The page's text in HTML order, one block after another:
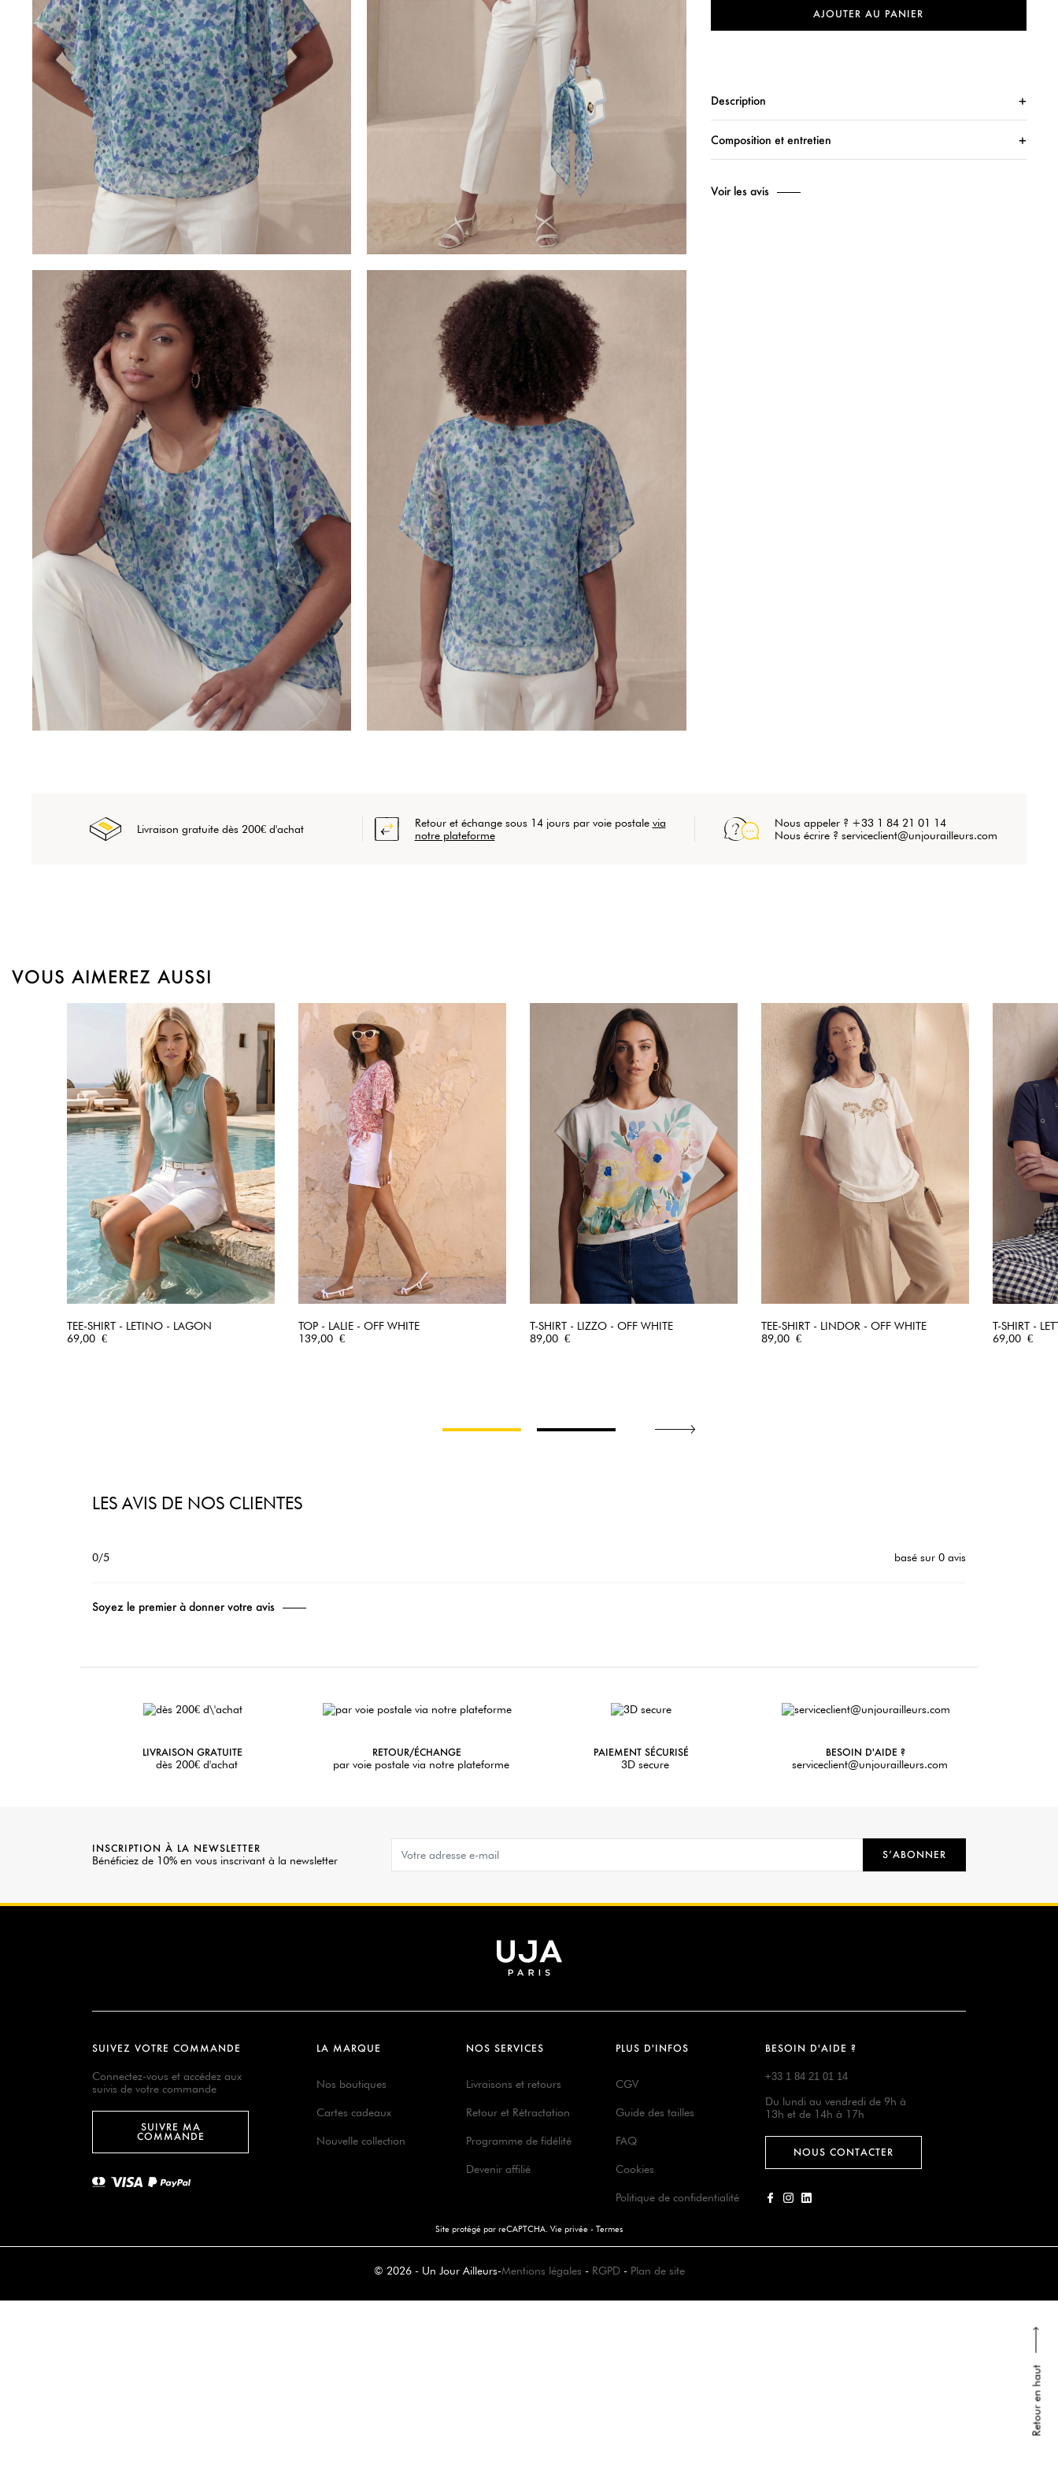
Retour en haut
AJOUTER AU PANIER
Description
Composition et entretien
Voir les avis
Livraison gratuite dès 200€ d'achat Retour et échange sous 14 jours par voie postale via
notre plateforme
Nous appeler ? +33 1 84 21 01 14
Nous écrire ? serviceclient@unjourailleurs.com
VOUS AIMEREZ AUSSI
TEE-SHIRT - LETINO - LAGON
Prix
69,00 €
TOP - LALIE - OFF WHITE
Prix
139,00 €
T-SHIRT - LIZZO - OFF WHITE
Prix
89,00 €
TEE-SHIRT - LINDOR - OFF WHITE
Prix
89,00 €
T-SHIRT -
Prix
69,00 €
LES AVIS DE NOS CLIENTES
0/5 basé sur 0 avis
Soyez le premier à donner votre avis
LIVRAISON GRATUITE
dès 200€ d'achat
RETOUR/ÉCHANGE
par voie postale via notre plateforme
PAIEMENT SÉCURISÉ
3D secure
BESOIN D'AIDE ?
serviceclient@unjourailleurs.com
INSCRIPTION À LA NEWSLETTER
Bénéficiez de 10% en vous inscrivant à la newsletter S’ABONNER
SUIVEZ VOTRE COMMANDE
Connectez-vous et accédez aux
suivis de votre commande
SUIVRE MA
COMMANDE
LA MARQUE
Nos boutiques
Cartes cadeaux
Nouvelle collection
NOS SERVICES
Livraisons et retours
Retour et Rétractation
Programme de fidélité
Devenir affilié
PLUS D'INFOS
CGV
Guide des tailles
FAQ
Cookies
Politique de confidentialité
BESOIN D'AIDE ?
+33 1 84 21 01 14
Du lundi au vendredi de 9h à
13h et de 14h à 17h
NOUS CONTACTER
Site protégé par reCAPTCHA. Vie privée - Termes
© 2026 - Un Jour Ailleurs-Mentions légales - RGPD- Plan de site